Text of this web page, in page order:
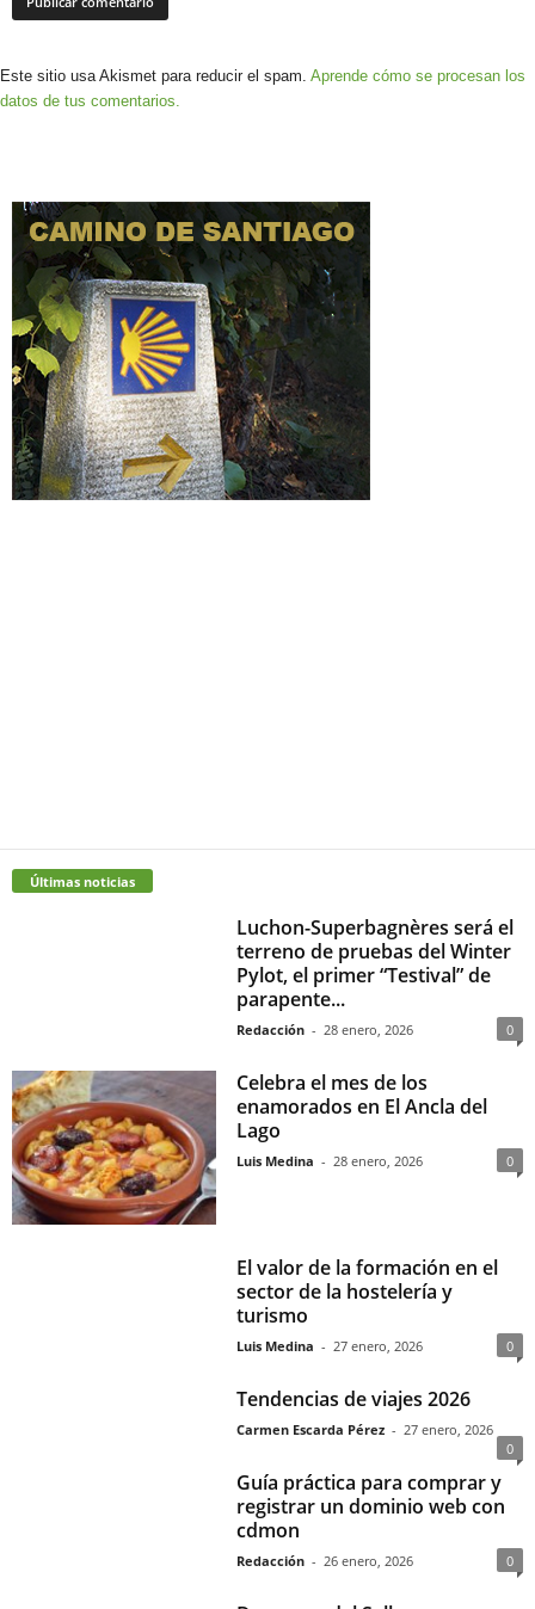
Este sitio usa Akismet para reducir el spam. Aprende cómo se procesan los
datos de tus comentarios.
Últimas noticias
Luchon-Superbagnères será el
terreno de pruebas del Winter
Pylot, el primer “Testival” de
parapente...
Redacción - 28 enero, 2026 0
Celebra el mes de los
enamorados en El Ancla del
Lago
Luis Medina - 28 enero, 2026 0
El valor de la formación en el
sector de la hostelería y
turismo
Luis Medina - 27 enero, 2026 0
Tendencias de viajes 2026
Carmen Escarda Pérez - 27 enero, 2026
0
Guía práctica para comprar y
registrar un dominio web con
cdmon
Redacción - 26 enero, 2026 0